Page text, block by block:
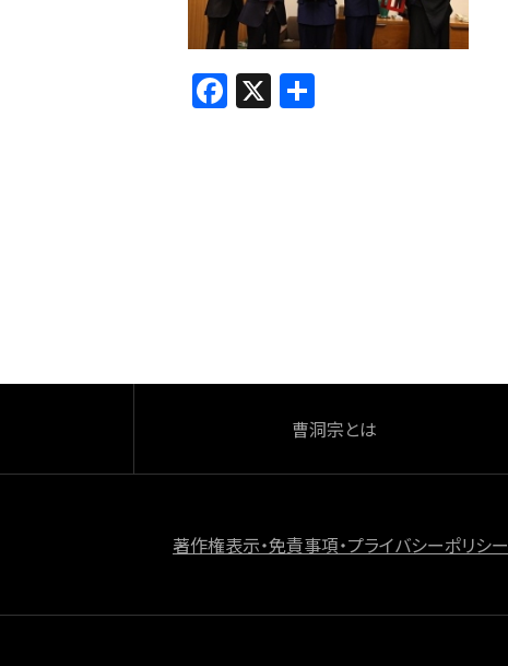
F
a
X
曹洞宗とは
著作権表示・免責事項・プライバシーポリシー